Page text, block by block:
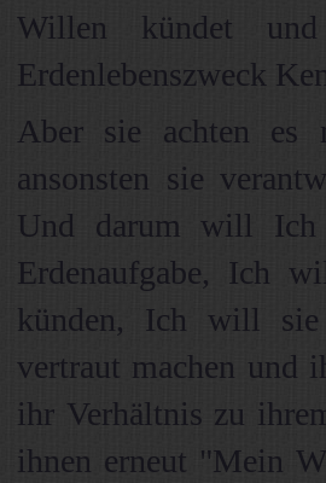
Willen kündet
Erdenlebenszweck
Aber sie achten es
ansonsten sie
Und darum will Ich
Erdenaufgabe, Ich
künden, Ich will
vertraut machen und
ihr Verhältnis zu
ihnen erneut "Mein